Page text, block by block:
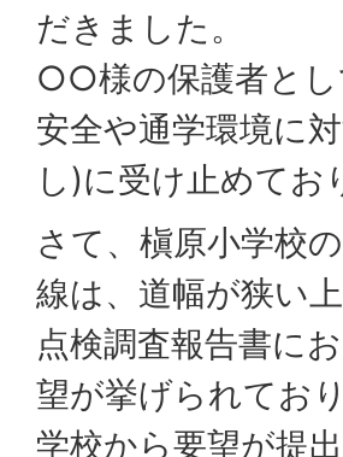
だきました。
○○様の保護者とし
安全や通学環境に
し)に受け止めてお
さて、槇原小学校
線は、道幅が狭い
点検調査報告書に
望が挙げられてお
学校から要望が提